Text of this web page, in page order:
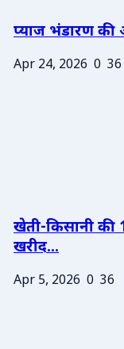
प्याज भंडारण
Apr 24, 2026 0 36
खेती-किसानी
खरीद...
Apr 5, 2026 0 36